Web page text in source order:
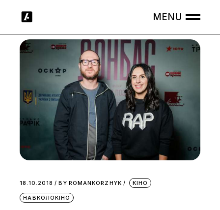
18.10.2018 BY ROMANKORZHYK КІНО
НАВКОЛОКІНО